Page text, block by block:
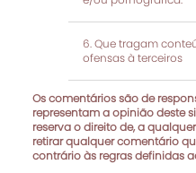
Que tragam
ofensas à terceiros
Os comentários são de
representam a opinião deste
reserva o direito de, a
retirar qualquer comentário
contrário às regras definidas